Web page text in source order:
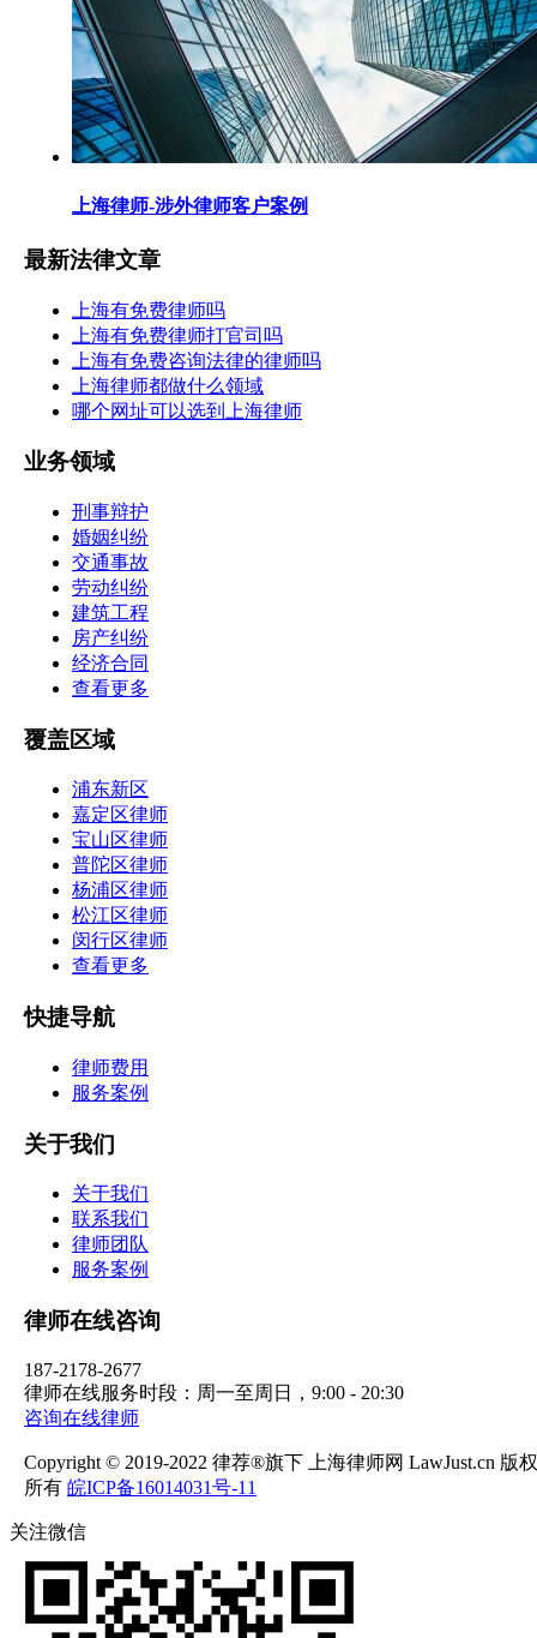
上海律师-涉外律师客户案例
最新法律文章
上海有免费律师吗
上海有免费律师打官司吗
上海有免费咨询法律的律师吗
上海律师都做什么领域
哪个网址可以选到上海律师
业务领域
刑事辩护
婚姻纠纷
交通事故
劳动纠纷
建筑工程
房产纠纷
经济合同
查看更多
覆盖区域
浦东新区
嘉定区律师
宝山区律师
普陀区律师
杨浦区律师
松江区律师
闵行区律师
查看更多
快捷导航
律师费用
服务案例
关于我们
关于我们
联系我们
律师团队
服务案例
律师在线咨询
187-2178-2677
律师在线服务时段：周一至周日，9:00 - 20:30
咨询在线律师
Copyright © 2019-2022 律荐®旗下 上海律师网 LawJust.cn 版权
所有 皖ICP备16014031号-11
关注微信